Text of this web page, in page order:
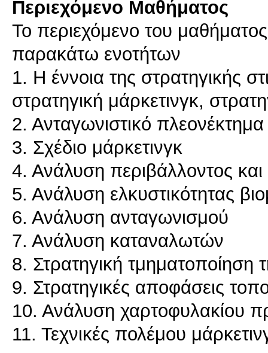
Περιεχόμενο Μαθήματος
Το περιεχόμενο του
παρακάτω ενοτήτων
1. Η έννοια της στρατηγικής
στρατηγική μάρκετινγκ,
2. Ανταγωνιστικό πλεονέκτημα
3. Σχέδιο μάρκετινγκ
4. Ανάλυση περιβάλλοντος και
5. Ανάλυση ελκυστικότητας
6. Ανάλυση ανταγωνισμού
7. Ανάλυση καταναλωτών
8. Στρατηγική τμηματοποίηση
9. Στρατηγικές αποφάσεις
10. Ανάλυση χαρτοφυλακίου